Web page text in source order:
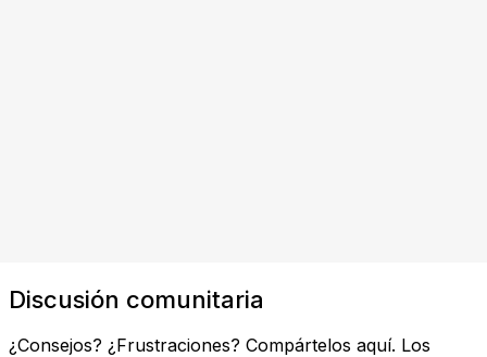
Discusión comunitaria
¿Consejos? ¿Frustraciones? Compártelos aquí. Los